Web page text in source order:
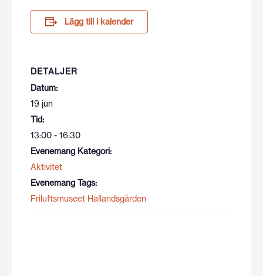
Lägg till i kalender
DETALJER
Datum:
19 jun
Tid:
13:00 - 16:30
Evenemang Kategori:
Aktivitet
Evenemang Tags:
Friluftsmuseet Hallandsgården